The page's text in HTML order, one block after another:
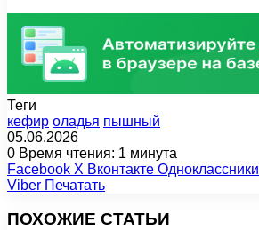
Теги
кефир оладья пышный
05.06.2026
0 Время чтения: 1 минута
Facebook X Вконтакте Одноклассники
Viber Печатать
ПОХОЖИЕ СТАТЬИ